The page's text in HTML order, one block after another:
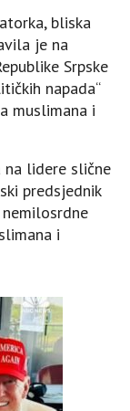
bliska
je na
Srpske
napada“
muslimana i
na lidere slične
predsjednik
i